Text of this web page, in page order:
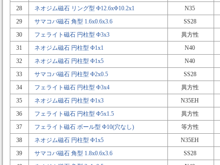
28
ネオジム磁石 リング型 Φ12.6xΦ10.2x1
N35
29
サマコバ磁石 角型 1.6x0.6x3.6
SS28
30
フェライト磁石 円柱型 Φ3x3
異方性
31
ネオジム磁石 円柱型 Φ1x1
N40
32
ネオジム磁石 円柱型 Φ1x5
N40
33
サマコバ磁石 円柱型 Φ2x0.5
SS28
34
フェライト磁石 円柱型 Φ3x4
異方性
35
ネオジム磁石 円柱型 Φ1x3
N35EH
36
フェライト磁石 円柱型 Φ5x1.5
異方性
37
フェライト磁石 ボール型 Φ10(穴なし)
等方性
38
ネオジム磁石 円柱型 Φ1x5
N35EH
39
サマコバ磁石 角型 1.8x0.6x3.6
SS28